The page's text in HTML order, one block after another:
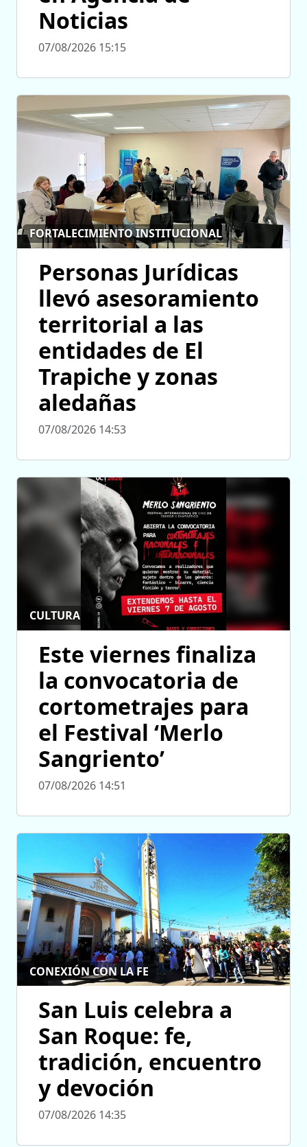
Noticias
07/08/2026 15:15
FORTALECIMIENTO INSTITUCIONAL
Personas Jurídicas
llevó asesoramiento
territorial a las
entidades de El
Trapiche y zonas
aledañas
07/08/2026 14:53
CULTURA
Este viernes finaliza
la convocatoria de
cortometrajes para
el Festival ‘Merlo
Sangriento’
07/08/2026 14:51
CONEXIÓN CON LA FE
San Luis celebra a
San Roque: fe,
tradición, encuentro
y devoción
07/08/2026 14:35